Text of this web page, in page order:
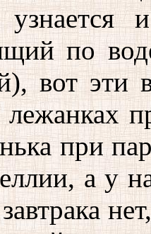
узнается
по
вот эти
лежанках
при
а у